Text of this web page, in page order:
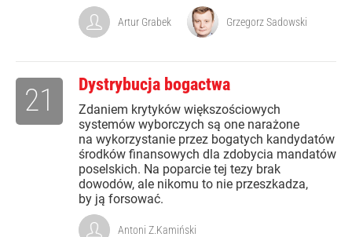
Artur Grabek Grzegorz Sadowski
Dystrybucja bogactwa
Zdaniem krytyków większościowych
systemów wyborczych są one narażone
na wykorzystanie przez bogatych kandydatów
środków finansowych dla zdobycia mandatów
poselskich. Na poparcie tej tezy brak
dowodów, ale nikomu to nie przeszkadza,
by ją forsować.
21
Antoni Z.Kamiński